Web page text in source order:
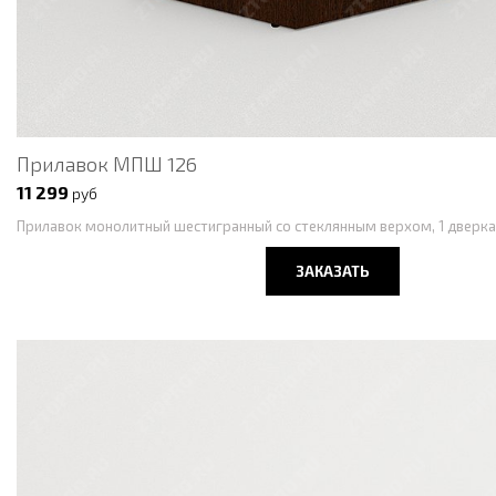
Прилавок МПШ 126
11 299 руб
Прилавок монолитный шестигранный со стеклянным верхом, 1
ЗАКАЗАТЬ